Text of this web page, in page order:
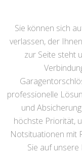
Sie können sich
verlassen, der
zur Seite steht
professionelle
und
höchste Priorität,
Notsituationen mit
Sie auf